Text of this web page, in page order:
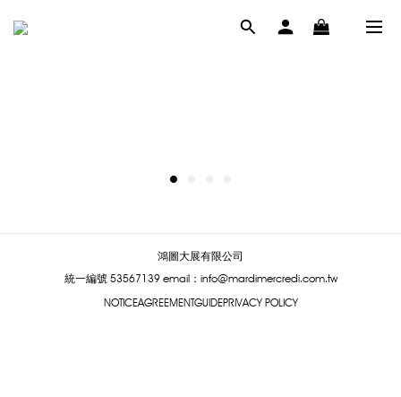
鴻圖大展有限公司
統一編號 53567139 email：info@mardimercredi.com.tw
NOTICEAGREEMENTGUIDEPRIVACY POLICY